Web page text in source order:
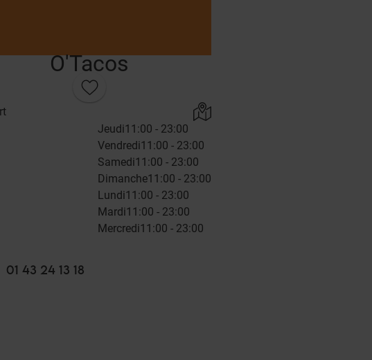
O'Tacos
Jeudi11:00 - 23:00
Vendredi11:00 - 23:00
Samedi11:00 - 23:00
Dimanche11:00 - 23:00
Lundi11:00 - 23:00
Mardi11:00 - 23:00
Mercredi11:00 - 23:00
01 43 24 13 18